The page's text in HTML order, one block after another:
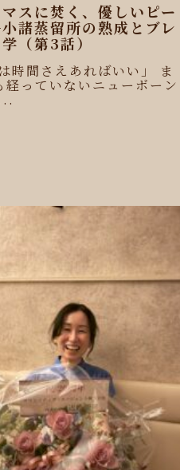
スに焚く、優しいピー
諸蒸留所の熟成とブレ
（第3話）
時間さえあればいい」 ま
経っていないニューボーン